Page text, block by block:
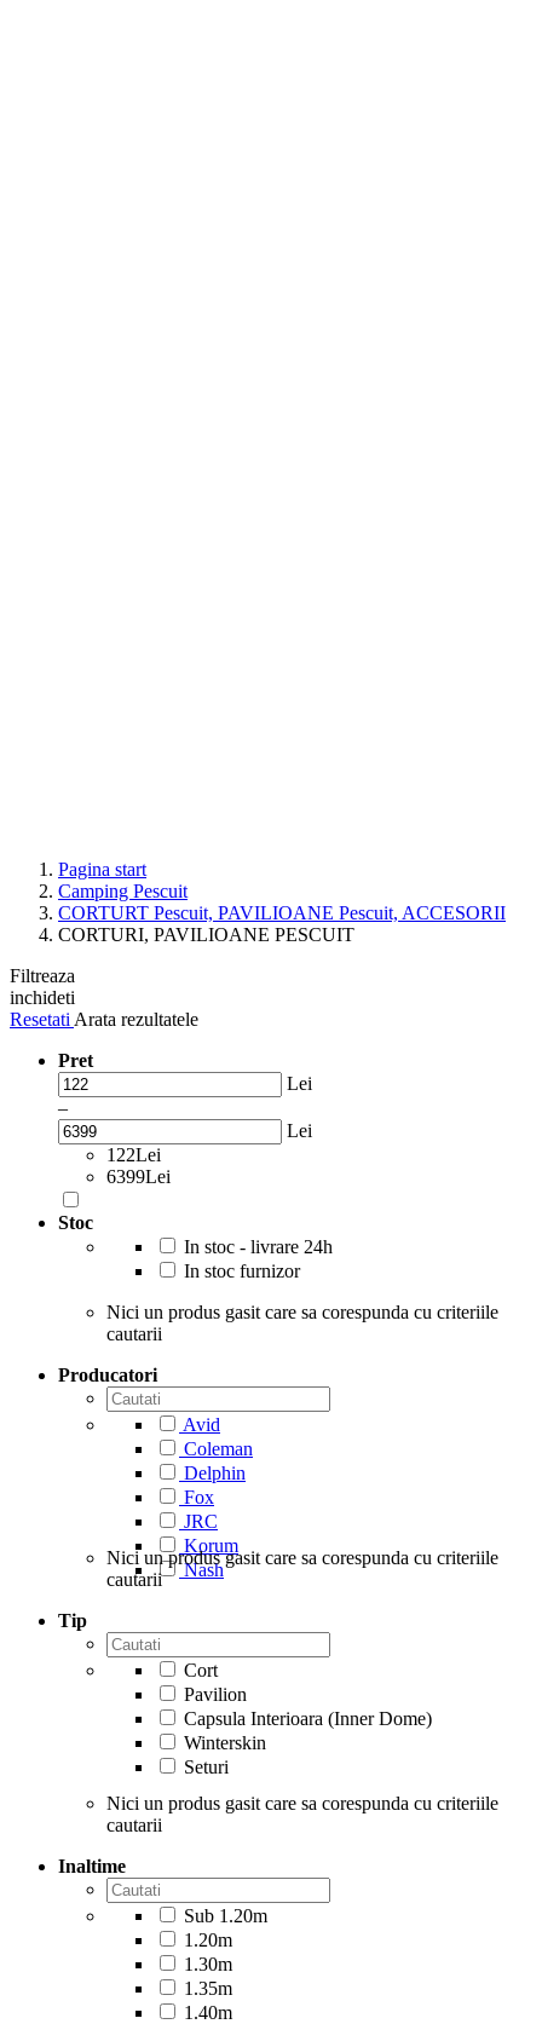
Pagina start
Camping Pescuit
CORTURT Pescuit, PAVILIOANE Pescuit, ACCESORII
CORTURI, PAVILIOANE PESCUIT
Filtreaza
inchideti
Resetati Arata rezultatele
Pret
Lei
–
Lei
122Lei
6399Lei
Stoc
In stoc - livrare 24h
In stoc furnizor
Nici un produs gasit care sa corespunda cu criteriile
cautarii
Producatori
Avid
Coleman
Delphin
Fox
JRC
Korum
Nash
Nici un produs gasit care sa corespunda cu criteriile
cautarii
Tip
Cort
Pavilion
Capsula Interioara (Inner Dome)
Winterskin
Seturi
Nici un produs gasit care sa corespunda cu criteriile
cautarii
Inaltime
Sub 1.20m
1.20m
1.30m
1.35m
1.40m